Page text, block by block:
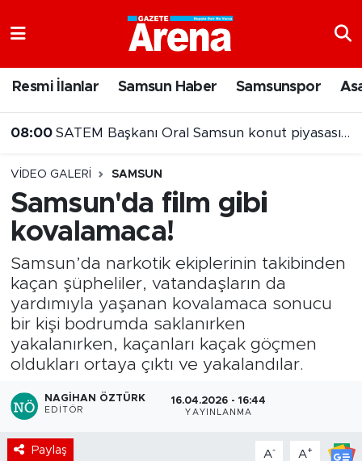
Resmi İlanlar Samsun Haber Samsunspor
08:00 SATEM Başkanı Oral Samsun konut piyasasını değerlendirdi
VIDEO GALERI SAMSUN
Samsun'da film gibi
kovalamaca!
Samsun’da narkotik ekiplerinin takibinden
kaçan şüpheliler, vatandaşların da
yardımıyla yaşanan kovalamaca sonucu
bir kişi bodrumda saklanırken
yakalanırken, kaçanları kaçak göçmen
oldukları ortaya çıktı ve yakalandılar.
NAGIHAN ÖZTÜRK
EDITÖR
16.04.2026 - 16:44
YAYINLANMA
Paylaş A- A+
Samsun Namaz Vakitleri
Süper Lig Puan Durumu ve Fikstür
Tüm Manşetler
Son Dakika Haberleri
Haber Arşivi